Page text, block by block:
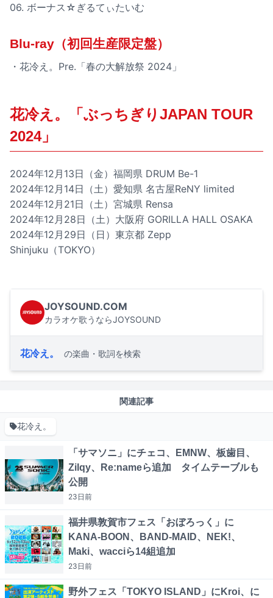
06. ボーナス☆ぎるてぃたいむ
Blu-ray（初回生産限定盤）
・花冷え。Pre.「春の大解放祭 2024」
花冷え。「ぶっちぎりJAPAN TOUR
2024」
2024年12月13日（金）福岡県 DRUM Be-1
2024年12月14日（土）愛知県 名古屋ReNY limited
2024年12月21日（土）宮城県 Rensa
2024年12月28日（土）大阪府 GORILLA HALL OSAKA
2024年12月29日（日）東京都 Zepp
Shinjuku（TOKYO）
JOYSOUND.COM
カラオケ歌うならJOYSOUND
花冷え。 の楽曲・歌詞を検索
関連記事
花冷え。
「サマソニ」にチェコ、EMNW、板歯目、
Zilqy、Re:nameら追加 タイムテーブルも
公開
23日前
福井県敦賀市フェス「おぼろっく」に
KANA-BOON、BAND-MAID、NEK!、
Maki、wacciら14組追加
23日前
野外フェス「TOKYO ISLAND」にKroi、に